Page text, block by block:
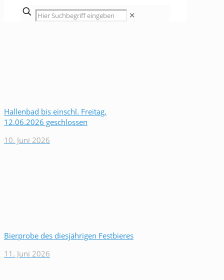
✕
Hallenbad bis einschl. Freitag,
12.06.2026 geschlossen
10. Juni 2026
Bierprobe des diesjährigen Festbieres
11. Juni 2026